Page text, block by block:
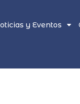
y Eventos